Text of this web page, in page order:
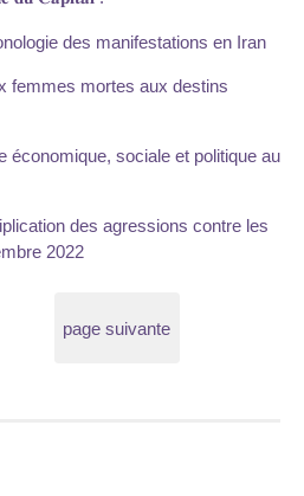
des manifestations en Iran
femmes mortes aux destins
économique, sociale et politique au
des agressions contre les
2022
page suivante